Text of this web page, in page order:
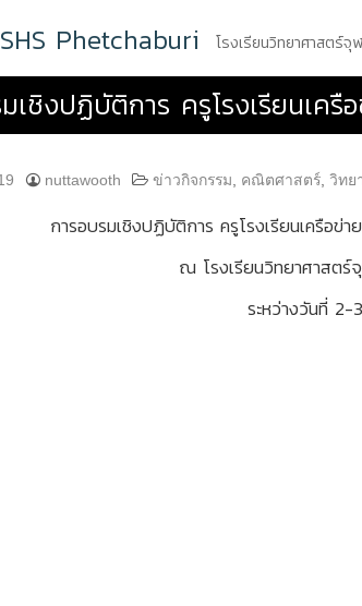
Phetchaburi โรงเรียนวิทยาศาสตร์
เชิงปฏิบัติการ ครูโรงเรียนเค
nuttawooth ข่าวกิจกรรม คณิตศาสตร์ วิทย
การอบรมเชิงปฏิบัติการ ครูโรงเรียนเครือ
ณ โรงเรียนวิทยาศาสต
ระหว่างวันที่